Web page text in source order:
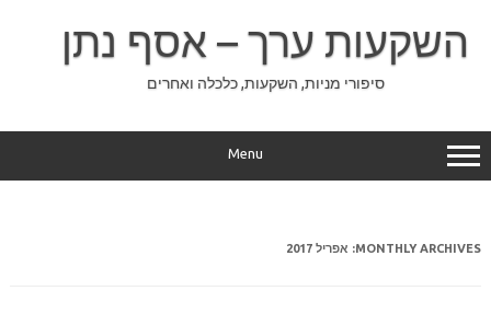
השקעות ערך – אסף נתן
סיפורי מניות, השקעות, כלכלה ואחרים
Menu
MONTHLY ARCHIVES: אפריל 2017